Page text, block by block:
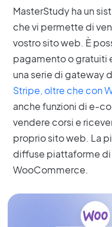
MasterStudy ha un
che vi permette di
vostro sito web. È
pagamento o gratuiti
una serie di gateway
Stripe, oltre che con
anche funzioni di e-
vendere corsi e
proprio sito web. La
diffuse piattaforme
WooCommerce.